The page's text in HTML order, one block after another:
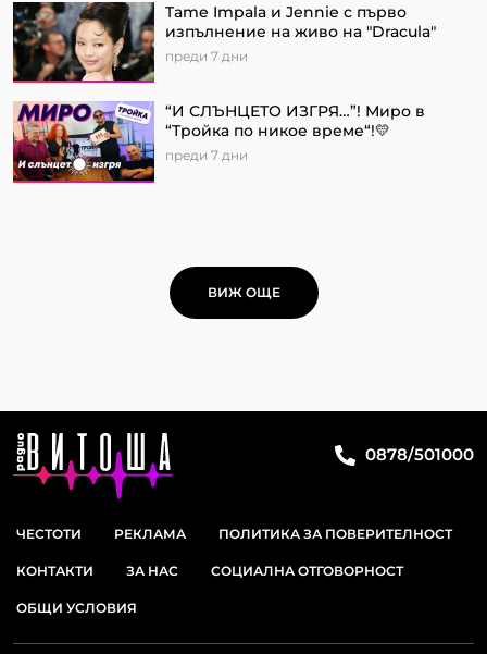
Tame Impala и Jennie с първо
изпълнение на живо на "Dracula"
преди 7 дни
“И СЛЪНЦЕТО ИЗГРЯ…”! Миро в
“Тройка по никое време“!💛
преди 7 дни
ВИЖ ОЩЕ
0878/501000
ЧЕСТОТИ РЕКЛАМА ПОЛИТИКА ЗА ПОВЕРИТЕЛНОСТ
КОНТАКТИ ЗА НАС СОЦИАЛНА ОТГОВОРНОСТ
ОБЩИ УСЛОВИЯ